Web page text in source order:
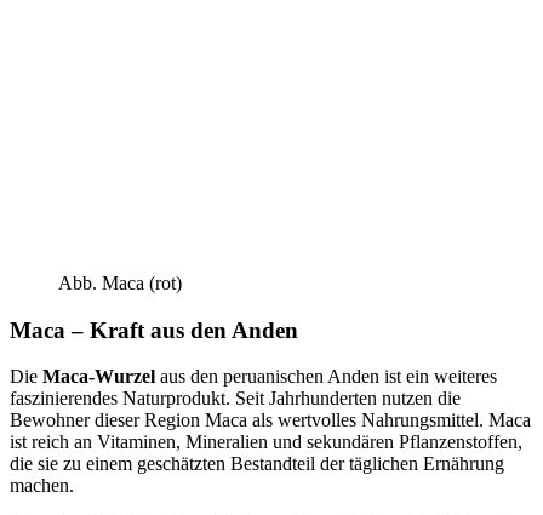
Abb. Maca (rot)
Maca – Kraft aus den Anden
Die Maca-Wurzel aus den peruanischen Anden ist ein weiteres
faszinierendes Naturprodukt. Seit Jahrhunderten nutzen die
Bewohner dieser Region Maca als wertvolles Nahrungsmittel. Maca
ist reich an Vitaminen, Mineralien und sekundären Pflanzenstoffen,
die sie zu einem geschätzten Bestandteil der täglichen Ernährung
machen.